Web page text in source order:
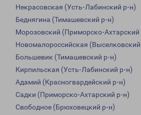
Некрасовская (Усть-Лабинский р-н)
Беднягина (Тимашевский р-н)
Морозовский (Приморско-Ахтарский
Новомалороссийская
Большевик (Тимашевский р-н)
Кирпильская (Усть-Лабинский р-н)
Адамий (Красногвардейский р-н)
Садки (Приморско-Ахтарский р-н)
Свободное (Брюховецкий р-н)